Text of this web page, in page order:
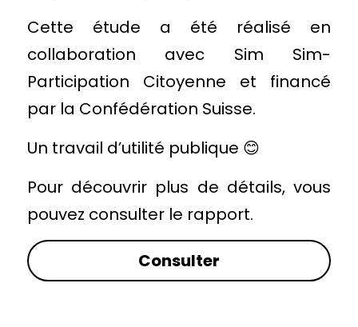
Cette étude a été réalisé en
collaboration avec Sim Sim-
Participation Citoyenne et financé
par la Confédération Suisse.
Un travail d’utilité publique 😊
Pour découvrir plus de détails, vous
pouvez consulter le rapport.
Consulter